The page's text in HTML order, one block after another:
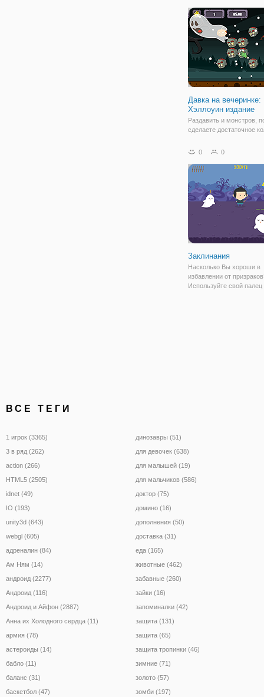
Наслаждайтесь этой
один кран игра и
Давка на вечеринке:
Хэллоуин издание
Раздавить и монстров,
сделаете достаточное
вечеринку Хэллоуин
быстро, за один раз
раздавить головы
других времени
0 0
Заклинания
Насколько Вы хороши в
избавлении от
Используйте свой палец
ВСЕ ТЕГИ
1 игрок (3365)
3 в ряд (262)
action (266)
HTML5 (2505)
idnet (49)
IO (193)
unity3d (643)
webgl (605)
адреналин (84)
Ам Ням (14)
андроид (2277)
Андроид (116)
Андроид и Айфон (2887)
Анна их Холодного сердца (11)
армия (78)
астероиды (14)
бабло (11)
баланс (31)
баскетбол (47)
динозавры (51)
для девочек (638)
для малышей (19)
для мальчиков (586)
доктор (75)
домино (16)
дополнения (50)
доставка (31)
еда (165)
животные (462)
забавные (260)
зайки (16)
запоминалки (42)
защита (131)
защита (65)
защита тропинки (46)
зимние (71)
золото (57)
зомби (197)